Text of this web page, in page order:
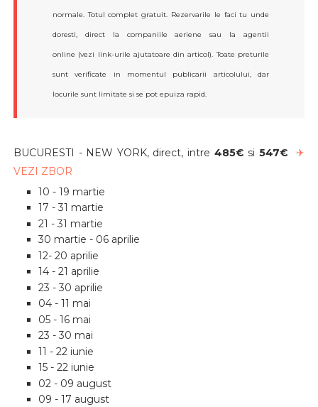
normale. Totul complet gratuit. Rezervarile le faci tu unde
doresti, direct la companiile aeriene sau la agentii
online (vezi link-urile ajutatoare din articol). Toate preturile
sunt verificate in momentul publicarii articolului, dar
locurile sunt limitate si se pot epuiza rapid.
BUCURESTI - NEW YORK, direct, intre 485€ si 547€
✈
VEZI ZBOR
10 - 19 martie
17 - 31 martie
21 - 31 martie
30 martie - 06 aprilie
12- 20 aprilie
14 - 21 aprilie
23 - 30 aprilie
04 - 11 mai
05 - 16 mai
23 - 30 mai
11 - 22 iunie
15 - 22 iunie
02 - 09 august
09 - 17 august